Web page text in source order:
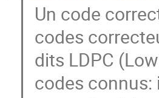
Un code
codes
dits LDPC
codes